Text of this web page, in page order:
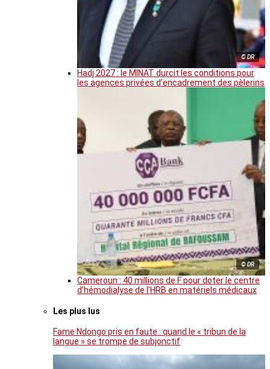
© DR
Hadj 2027 : le MINAT durcit les conditions pour
les agences privées d’encadrement des pèlerins
© DR
Cameroun : 40 millions de F pour doter le centre
d’hémodialyse de l’HRB en matériels médicaux
Les plus lus
Fame Ndongo pris en faute : quand le « tribun de la
langue » se trompe de subjonctif